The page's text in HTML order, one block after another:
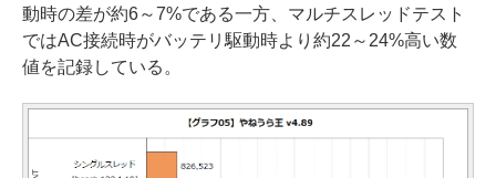
動時の差が約6～7%である一方、マルチスレッドテスト
ではAC接続時がバッテリ駆動時より約22～24%高い数
値を記録している。